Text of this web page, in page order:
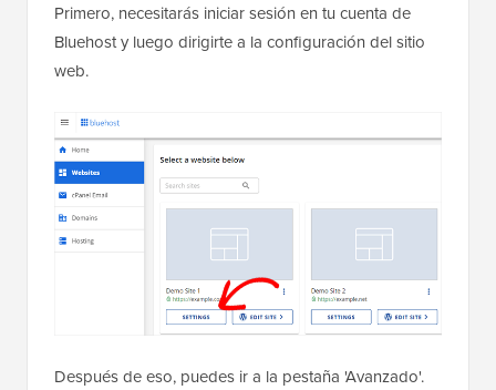
Primero, necesitarás iniciar sesión en tu cuenta de
Bluehost y luego dirigirte a la configuración del sitio
web.
Después de eso, puedes ir a la pestaña 'Avanzado'.